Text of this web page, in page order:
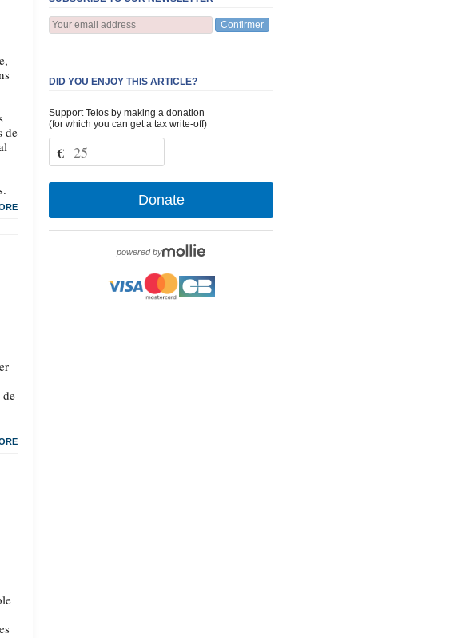
de
de
Confirmer
DID YOU ENJOY THIS ARTICLE?
Support Telos by making a donation
(for which you can get a tax write-off)
€
Donate
powered by